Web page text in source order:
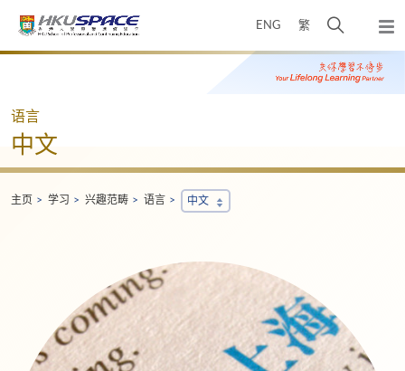
ENG 繁
开
搜
寻
弹
出
主
Main
语言
中文
主页 学习 兴趣范畴 语言 中文